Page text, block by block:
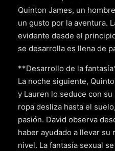
Quinton James, un
un gusto por la aventura.
evidente desde el
se desarrolla es llena de
**Desarrollo de la
La noche siguiente,
y Lauren lo seduce con
ropa desliza hasta el
pasión. David observa
haber ayudado a llevar su
nivel. La fantasía sexual